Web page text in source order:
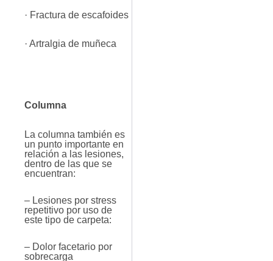
· Fractura de escafoides
· Artralgia de muñeca
Columna
La columna también es
un punto importante en
relación a las lesiones,
dentro de las que se
encuentran:
– Lesiones por stress
repetitivo por uso de
este tipo de carpeta:
– Dolor facetario por
sobrecarga